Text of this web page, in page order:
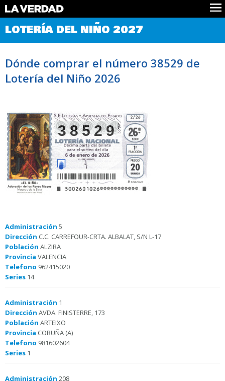
Comprobar Loteria del Niño
Premios
Noticias
Datos
LOTERÍA DEL NIÑO 2027
Dónde comprar el número 38529 de
Lotería del Niño 2026
38529
Administración 5
Dirección C.C. CARREFOUR-CRTA. ALBALAT, S/N L-17
Población ALZIRA
Provincia VALENCIA
Telefono 962415020
Series 14
Administración 1
Dirección AVDA. FINISTERRE, 173
Población ARTEIXO
Provincia CORUÑA (A)
Telefono 981602604
Series 1
Administración 208